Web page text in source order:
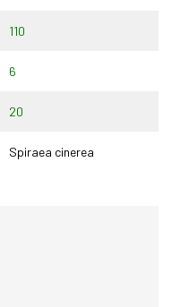
110
6
20
Spiraea cinerea